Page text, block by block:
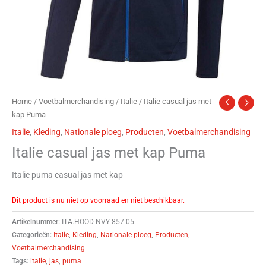
Home / Voetbalmerchandising / Italie / Italie casual jas met
kap Puma
Italie, Kleding, Nationale ploeg, Producten, Voetbalmerchandising
Italie casual jas met kap Puma
Italie puma casual jas met kap
Dit product is nu niet op voorraad en niet beschikbaar.
Artikelnummer: ITA.HOOD-NVY-857.05
Categorieën: Italie, Kleding, Nationale ploeg, Producten,
Voetbalmerchandising
Tags: italie, jas, puma